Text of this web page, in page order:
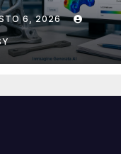
stampati
6, 2026